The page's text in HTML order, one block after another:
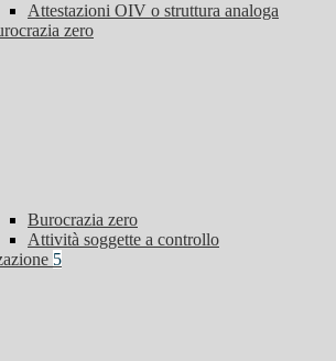
Attestazioni OIV o struttura analoga
zero
Burocrazia zero
Attività soggette a controllo
5